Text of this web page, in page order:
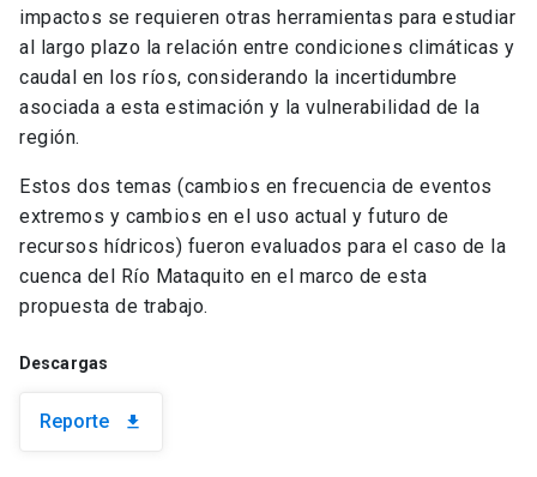
impactos se requieren otras herramientas para estudiar
al largo plazo la relación entre condiciones climáticas y
caudal en los ríos, considerando la incertidumbre
asociada a esta estimación y la vulnerabilidad de la
región.
Estos dos temas (cambios en frecuencia de eventos
extremos y cambios en el uso actual y futuro de
recursos hídricos) fueron evaluados para el caso de la
cuenca del Río Mataquito en el marco de esta
propuesta de trabajo.
Descargas
Reporte download